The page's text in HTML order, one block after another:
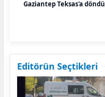
Gaziantep Teksas'a döndü
Editörün Seçtikleri